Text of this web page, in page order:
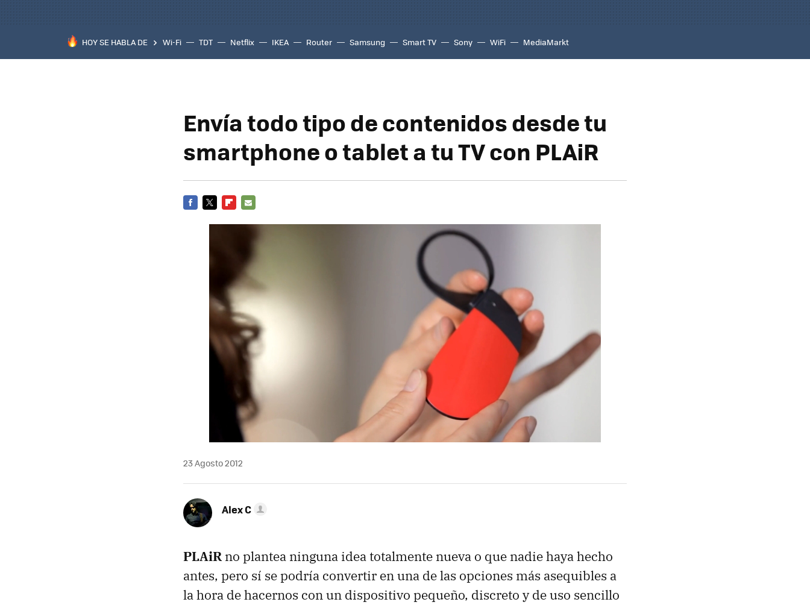
HOY SE HABLA DE Wi-Fi TDT Netflix IKEA Router Samsung Smart TV Sony WiFi MediaMarkt
Envía todo tipo de contenidos desde tu
smartphone o tablet a tu TV con PLAiR
23 Agosto 2012
Alex C
PLAiRno plantea ninguna idea totalmente nueva o que nadie haya hecho
antes, pero sí se podría convertir en una de las opciones más asequibles a
la hora de hacernos con un dispositivo pequeño, discreto y de uso sencillo